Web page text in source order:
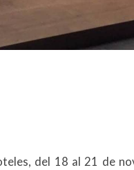
del 18 al 21 de